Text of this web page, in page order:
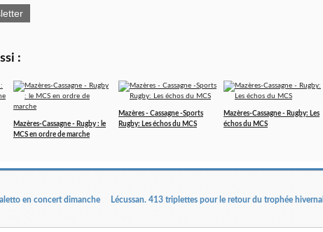
:
Mazères-Cassagne - Rugby : le
MCS en ordre de marche
Mazères - Cassagne -Sports
Rugby: Les échos du MCS
Mazères-Cassagne - Rugby: Les
échos du MCS
en concert dimanche Lécussan. 413 triplettes pour le retour du trophée hivernal